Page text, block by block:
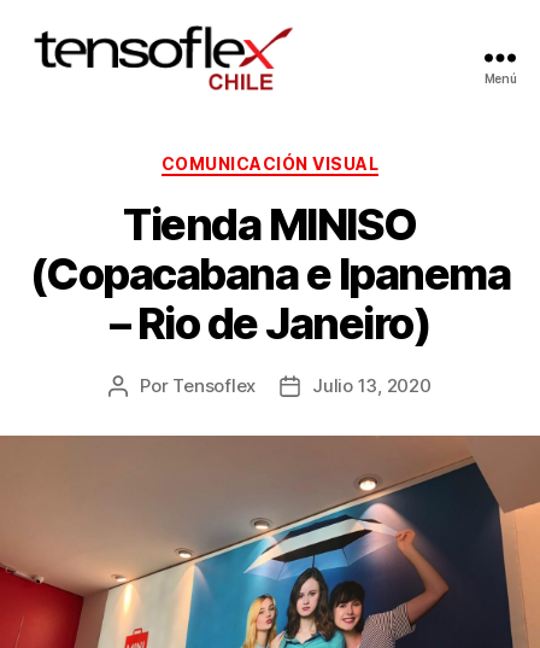
Menú
COMUNICACIÓN VISUAL
Tienda MINISO
(Copacabana e Ipanema
– Rio de Janeiro)
Por Tensoflex Julio 13, 2020